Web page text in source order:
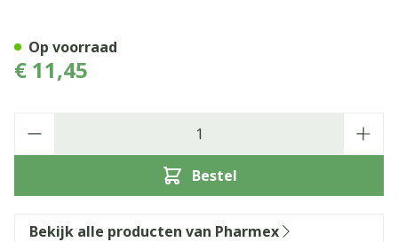
€ 11,45
Bestel
Op voorraad
Bekijk alle producten van Pharmex